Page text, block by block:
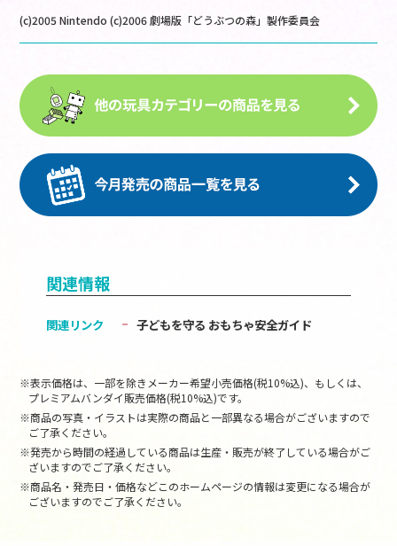
(c)2005 Nintendo (c)2006 劇場版「どうぶつの森」製作委員会
関連情報
関連リンク 子どもを守る おもちゃ安全ガイド
※表示価格は、一部を除きメーカー希望小売価格(税10%込)、もしくは、
プレミアムバンダイ販売価格(税10%込)です。
※商品の写真・イラストは実際の商品と一部異なる場合がございますので
ご了承ください。
※発売から時間の経過している商品は生産・販売が終了している場合がご
ざいますのでご了承ください。
※商品名・発売日・価格などこのホームページの情報は変更になる場合が
ございますのでご了承ください。